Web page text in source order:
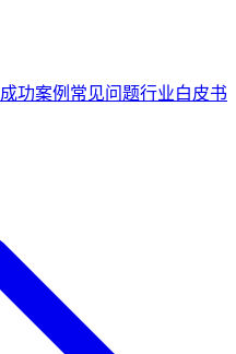
成功案例 常见问题行业白皮书